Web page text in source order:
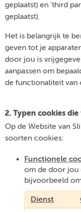
geplaatst) en 'third
geplaatst).
Het is belangrijk te
geven tot je
door jou is
aanpassen om
de functionaliteit van
2. Typen cookies
Op de Website van
soorten cookies:
Functionele
om de door jou
bijvoorbeeld
Dienst